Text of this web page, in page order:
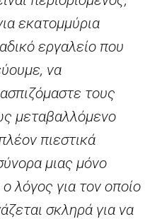
εκατομμύρια
εργαλείο που
να
τους
μεταβαλλόμενο
πιεστικά
μιας μόνο
λόγος για τον οποίο
σκληρά για να